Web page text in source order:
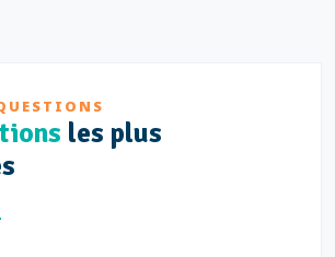
les plus